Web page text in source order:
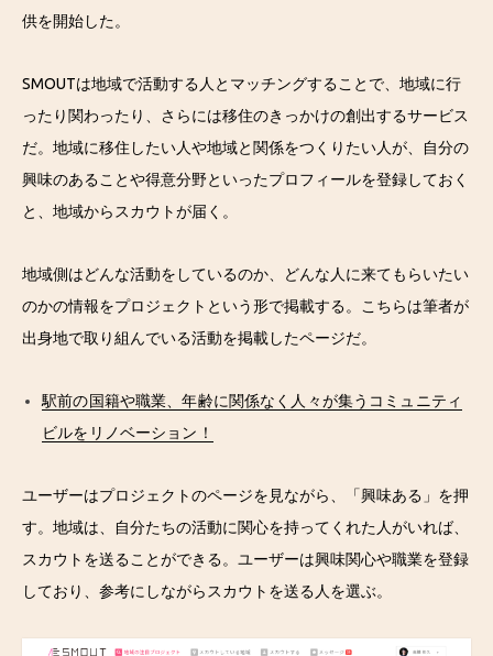
供を開始した。
SMOUTは地域で活動する人とマッチングすることで、地域に行
ったり関わったり、さらには移住のきっかけの創出するサービス
だ。地域に移住したい人や地域と関係をつくりたい人が、自分の
興味のあることや得意分野といったプロフィールを登録しておく
と、地域からスカウトが届く。
地域側はどんな活動をしているのか、どんな人に来てもらいたい
のかの情報をプロジェクトという形で掲載する。こちらは筆者が
出身地で取り組んでいる活動を掲載したページだ。
駅前の国籍や職業、年齢に関係なく人々が集うコミュニティ
ビルをリノベーション！
ユーザーはプロジェクトのページを見ながら、「興味ある」を押
す。地域は、自分たちの活動に関心を持ってくれた人がいれば、
スカウトを送ることができる。ユーザーは興味関心や職業を登録
しており、参考にしながらスカウトを送る人を選ぶ。